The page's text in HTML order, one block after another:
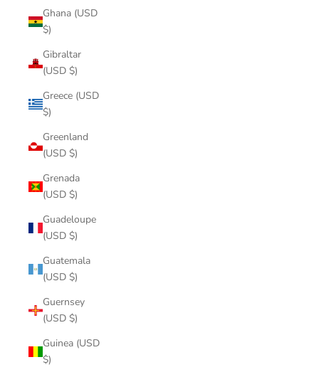
Ghana (USD
$)
Gibraltar
(USD $)
Greece (USD
$)
Greenland
(USD $)
Grenada
(USD $)
Guadeloupe
(USD $)
Guatemala
(USD $)
Guernsey
(USD $)
Guinea (USD
$)